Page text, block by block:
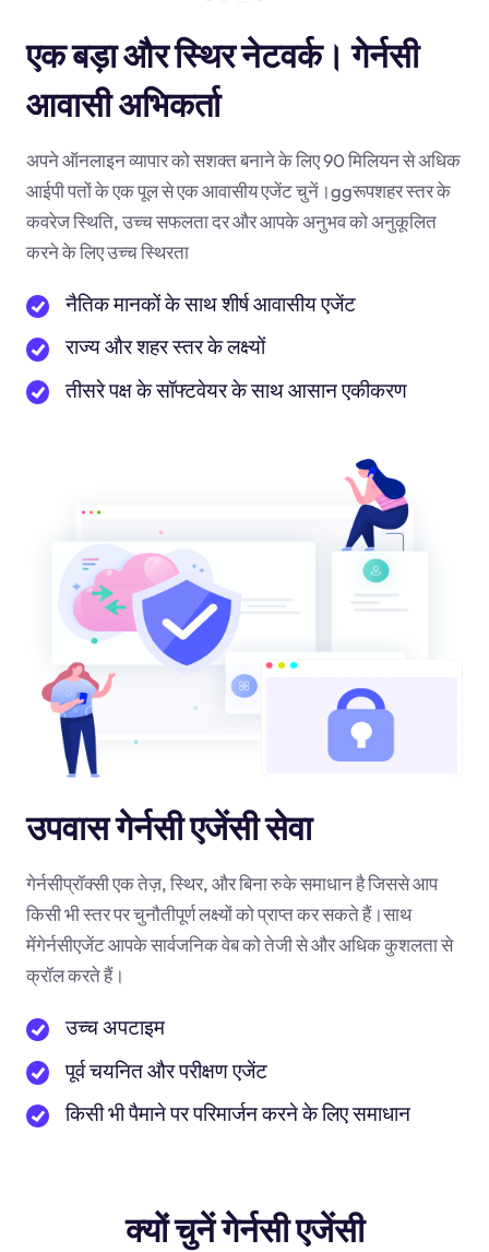
एक बड़ा और स्थिर नेटवर्क। गेर्नसी
आवासी अभिकर्ता
अपने ऑनलाइन व्यापार को सशक्त बनाने के लिए 90 मिलियन से अधिक
आईपी पतों के एक पूल से एक आवासीय एजेंट चुनें।ggरूपशहर स्तर के
कवरेज स्थिति, उच्च सफलता दर और आपके अनुभव को अनुकूलित
करने के लिए उच्च स्थिरता
नैतिक मानकों के साथ शीर्ष आवासीय एजेंट
राज्य और शहर स्तर के लक्ष्यों
तीसरे पक्ष के सॉफ्टवेयर के साथ आसान एकीकरण
उपवास गेर्नसी एजेंसी सेवा
गेर्नसीप्रॉक्सी एक तेज़, स्थिर, और बिना रुके समाधान है जिससे आप
किसी भी स्तर पर चुनौतीपूर्ण लक्ष्यों को प्राप्त कर सकते हैं।साथ
मेंगेर्नसीएजेंट आपके सार्वजनिक वेब को तेजी से और अधिक कुशलता से
क्रॉल करते हैं।
उच्च अपटाइम
पूर्व चयनित और परीक्षण एजेंट
किसी भी पैमाने पर परिमार्जन करने के लिए समाधान
क्यों चुनें गेर्नसी एजेंसी